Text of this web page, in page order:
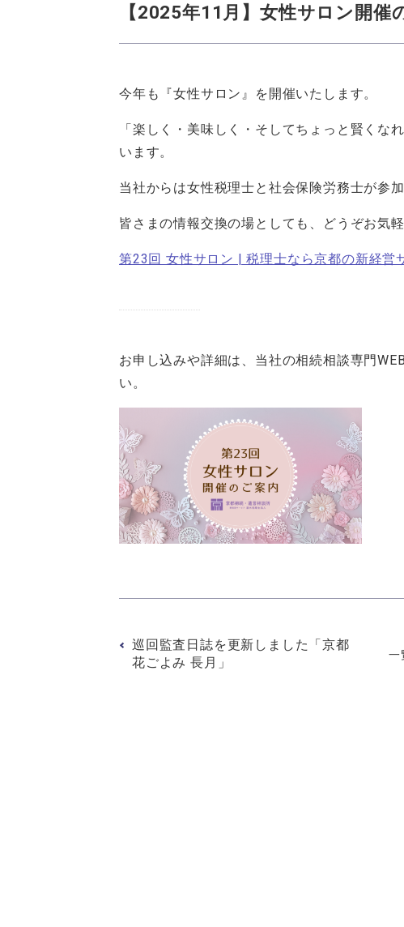
【2025年11月】女性サロン開催
今年も『女性サロン』を開催いたします。
「楽しく・美味しく・そしてちょっと賢くな
います。
当社からは女性税理士と社会保険労務士が参
皆さまの情報交換の場としても、どうぞお気
第23回 女性サロン | 税理士なら京都の新経営
お申し込みや詳細は、当社の相続相談専門
い。
巡回監査日誌を更新しました「京都
花ごよみ 長月」
一